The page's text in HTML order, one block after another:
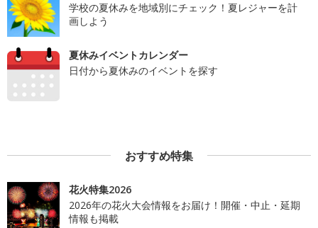
学校の夏休みを地域別にチェック！夏レジャーを計
画しよう
夏休みイベントカレンダー
日付から夏休みのイベントを探す
おすすめ特集
花火特集2026
2026年の花火大会情報をお届け！開催・中止・延期
情報も掲載